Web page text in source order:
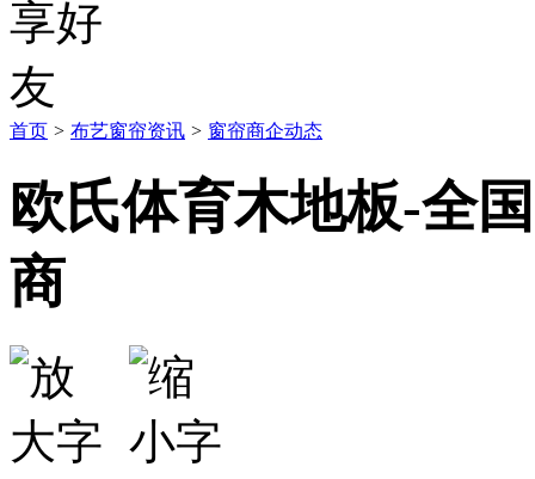
首页 > 布艺窗帘资讯 > 窗帘商企动态
欧氏体育木地板-全
商